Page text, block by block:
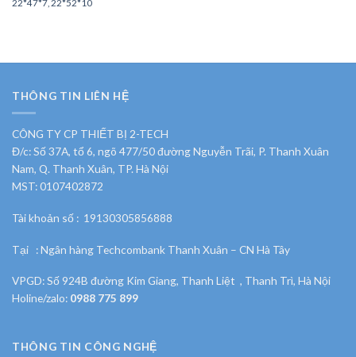
THÔNG TIN LIÊN HỆ
CÔNG TY CP THIẾT BỊ 2-TECH
Đ/c: Số 37A, tổ 6, ngõ 477/50 đường Nguyễn Trãi, P. Thanh Xuân
Nam, Q. Thanh Xuân, TP. Hà Nội
MST: 0107402872
Tài khoản số : 19130305856888
Tại : Ngân hàng Techcombank Thanh Xuân – CN Hà Tây
VPGD: Số 924B đường Kim Giang, Thanh Liệt , Thanh Trì, Hà Nội
Holine/zalo: 0988 775 899
THÔNG TIN CÔNG NGHỆ